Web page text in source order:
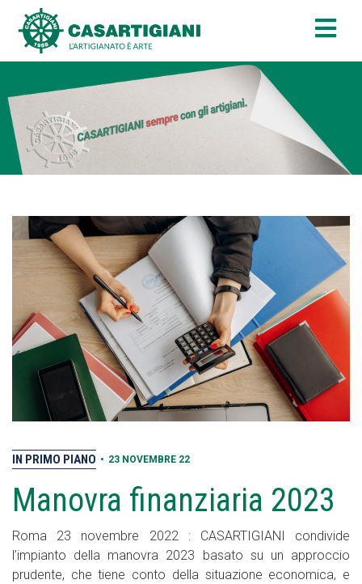
IN PRIMO PIANO • 23 NOVEMBRE 22
Manovra finanziaria 2023
Roma 23 novembre 2022 : CASARTIGIANI condivide
l’impianto della manovra 2023 basato su un approccio
prudente, che tiene conto della situazione economica, e